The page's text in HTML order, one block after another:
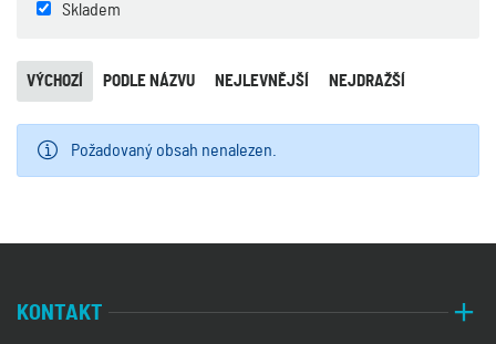
Skladem
NEJLEVNĚJŠÍ NEJDRAŽŠÍ
PODLE NÁZVU
VÝCHOZÍ
Požadovaný obsah nenalezen.
KONTAKT